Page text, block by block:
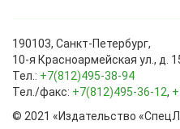
190103, Санкт-Петербург,
10-я Красноармейская ул., д.
Тел.: +7(812)495-38-94
Тел./факс: +7(812)495-36-12,
© 2021 «Издательство